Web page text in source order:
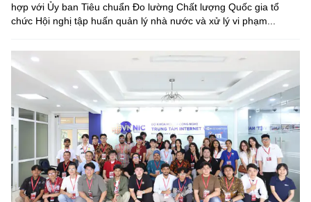
hợp với Ủy ban Tiêu chuẩn Đo lường Chất lượng Quốc gia tổ
chức Hội nghị tập huấn quản lý nhà nước và xử lý vi phạm...